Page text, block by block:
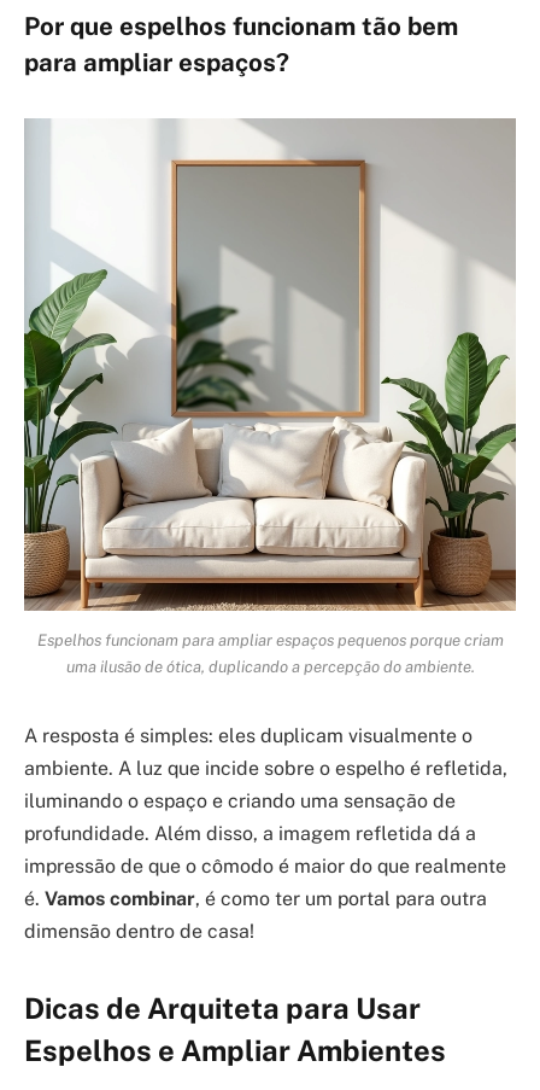
Por que espelhos funcionam tão bem
para ampliar espaços?
Espelhos funcionam para ampliar espaços pequenos porque criam
uma ilusão de ótica, duplicando a percepção do ambiente.
A resposta é simples: eles duplicam visualmente o
ambiente. A luz que incide sobre o espelho é refletida,
iluminando o espaço e criando uma sensação de
profundidade. Além disso, a imagem refletida dá a
impressão de que o cômodo é maior do que realmente
é. Vamos combinar, é como ter um portal para outra
dimensão dentro de casa!
Dicas de Arquiteta para Usar
Espelhos e Ampliar Ambientes